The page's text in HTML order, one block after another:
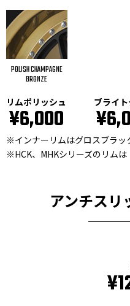
POLISH CHAMPAGNE
BRONZE
リムポリッシュ
¥6,000
ブライ
※インナーリムはグロスブラッ
※HCK、MHKシリーズのリム
アンチスリ